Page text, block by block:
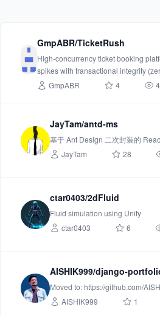
GmpABR/TicketRush
High-concurrency ticket booking
spikes with transactional integrity
GmpABR
4 4
JayTam/antd-ms
基于 Ant Design 二次封装的
JayTam
28
ctar0403/2dFluid
Fluid simulation using Unity
ctar0403
6
AISHIK999/django-
Moved to: https://github.com/
AISHIK999
1